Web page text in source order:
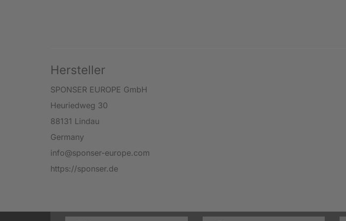
Hersteller
SPONSER EUROPE GmbH
Heuriedweg 30
88131 Lindau
Germany
info@sponser-europe.com
https://sponser.de